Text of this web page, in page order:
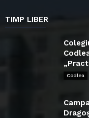
TIMP LIBER
Codlea